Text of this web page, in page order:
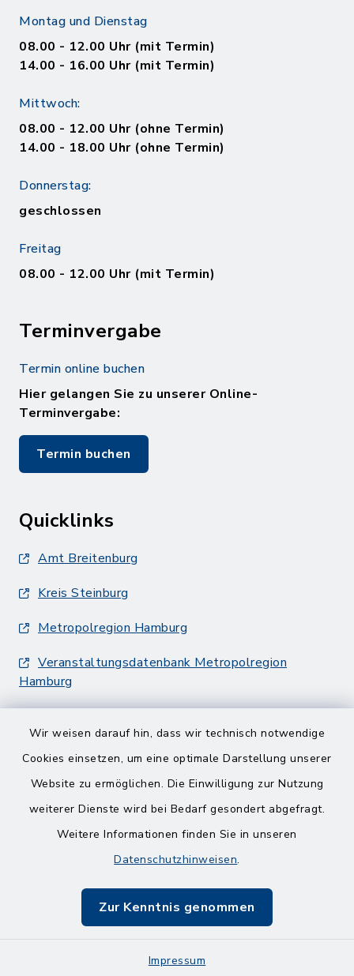
Wir weisen darauf hin, dass wir technisch notwendige
Cookies einsetzen, um eine optimale Darstellung unserer
Website zu ermöglichen. Die Einwilligung zur Nutzung
weiterer Dienste wird bei Bedarf gesondert abgefragt.
Weitere Informationen finden Sie in unseren
Datenschutzhinweisen.
Zur Kenntnis genommen
Impressum
Montag und Dienstag
08.00 - 12.00 Uhr (mit Termin)
14.00 - 16.00 Uhr (mit Termin)
Mittwoch:
08.00 - 12.00 Uhr (ohne Termin)
14.00 - 18.00 Uhr (ohne Termin)
Donnerstag:
geschlossen
Freitag
08.00 - 12.00 Uhr (mit Termin)
Terminvergabe
Termin online buchen
Hier gelangen Sie zu unserer Online-
Terminvergabe:
Termin buchen
Quicklinks
Amt Breitenburg
Kreis Steinburg
Metropolregion Hamburg
Veranstaltungsdatenbank Metropolregion
Hamburg
Barrierefreiheit
Impressum
Sitemap